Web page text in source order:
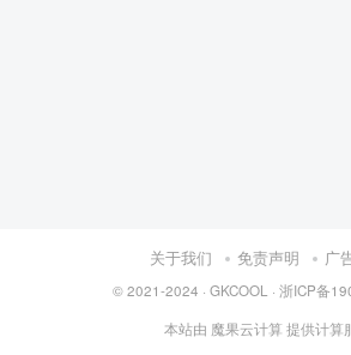
关于我们 免责声明 广
© 2021-2024 · GKCOOL · 浙ICP备
本站由 魔果云计算 提供计算